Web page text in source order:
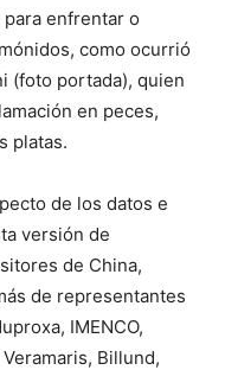
enfrentar o
como ocurrió
(foto portada), quien
en peces,
platas.
de los datos e
versión de
de China,
de representantes
IMENCO,
Billund,